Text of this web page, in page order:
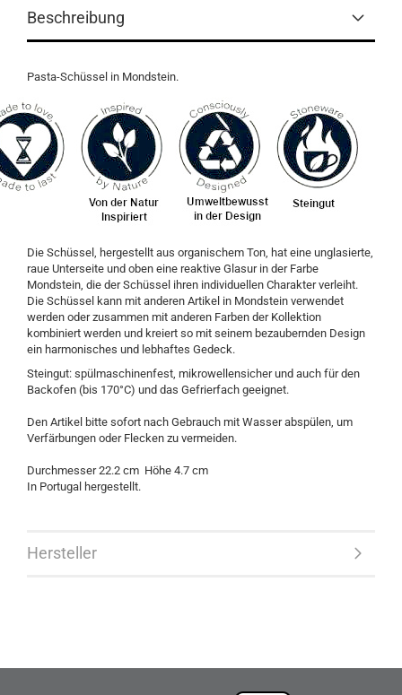
Beschreibung
Pasta-Schüssel in Mondstein.
Die Schüssel, hergestellt aus organischem Ton, hat eine unglasierte,
raue Unterseite und oben eine reaktive Glasur in der Farbe
Mondstein, die der Schüssel ihren individuellen Charakter verleiht.
Die Schüssel kann mit anderen Artikel in Mondstein verwendet
werden oder zusammen mit anderen Farben der Kollektion
kombiniert werden und kreiert so mit seinem bezaubernden Design
ein harmonisches und lebhaftes Gedeck.
Steingut: spülmaschinenfest, mikrowellensicher und auch für den
Backofen (bis 170°C) und das Gefrierfach geeignet.
Den Artikel bitte sofort nach Gebrauch mit Wasser abspülen, um
Verfärbungen oder Flecken zu vermeiden.
Durchmesser 22.2 cm Höhe 4.7 cm
In Portugal hergestellt.
Hersteller